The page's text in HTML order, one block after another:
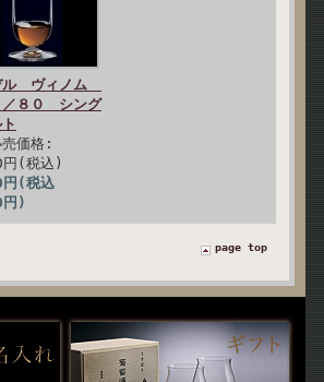
ル ヴィノム
／８０ シング
価格:
(税込)
(税込
)
page top